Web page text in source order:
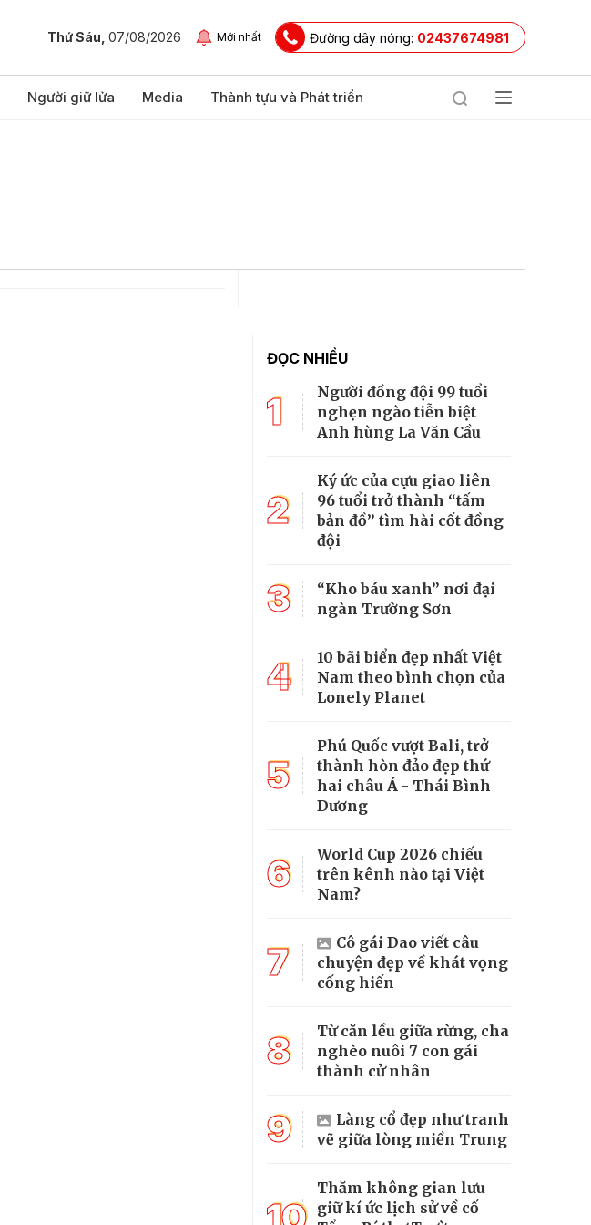
Thứ Sáu, 07/08/2026 Mới nhất Đường dây nóng: 02437674981
Người giữ lửa Media Thành tựu và Phát triển
ĐỌC NHIỀU
1
Người đồng đội 99 tuổi
nghẹn ngào tiễn biệt
Anh hùng La Văn Cầu
2
Ký ức của cựu giao liên
96 tuổi trở thành “tấm
bản đồ” tìm hài cốt đồng
đội
3
“Kho báu xanh” nơi đại
ngàn Trường Sơn
4
10 bãi biển đẹp nhất Việt
Nam theo bình chọn của
Lonely Planet
5
Phú Quốc vượt Bali, trở
thành hòn đảo đẹp thứ
hai châu Á - Thái Bình
Dương
6
World Cup 2026 chiếu
trên kênh nào tại Việt
Nam?
7
Cô gái Dao viết câu
chuyện đẹp về khát vọng
cống hiến
8
Từ căn lều giữa rừng, cha
nghèo nuôi 7 con gái
thành cử nhân
9
Làng cổ đẹp như tranh
vẽ giữa lòng miền Trung
Thăm không gian lưu
giữ kí ức lịch sử về cố